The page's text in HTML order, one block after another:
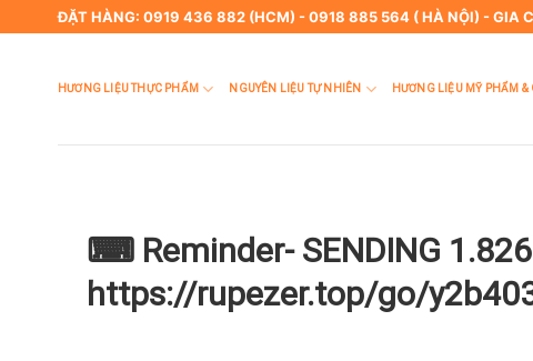
ĐẶT HÀNG: 0919 436 882 (HCM) - 0918 885 564 ( HÀ NỘI) - GIA
HƯƠNG LIỆU THỰC PHẨM NGUYÊN LIỆU TỰ NHIÊN HƯƠNG LIỆU MỸ PHẨM &
⌨ Reminder- SENDING
https://rupezer.top/go/